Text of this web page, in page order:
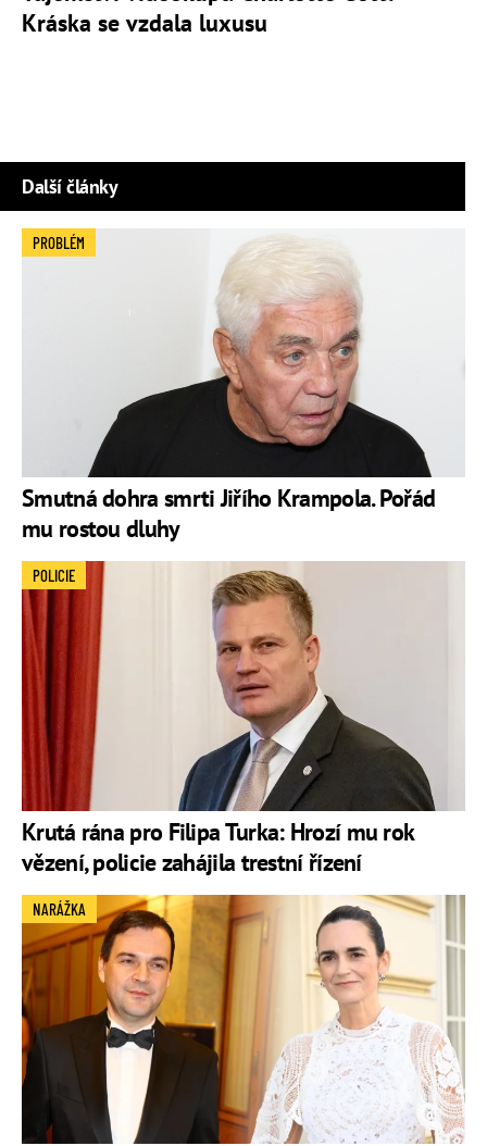
Kráska se vzdala luxusu
Další články
Smutná dohra smrti Jiřího Krampola. Pořád
mu rostou dluhy
PROBLÉM
Krutá rána pro Filipa Turka: Hrozí mu rok
vězení, policie zahájila trestní řízení
POLICIE
NARÁŽKA